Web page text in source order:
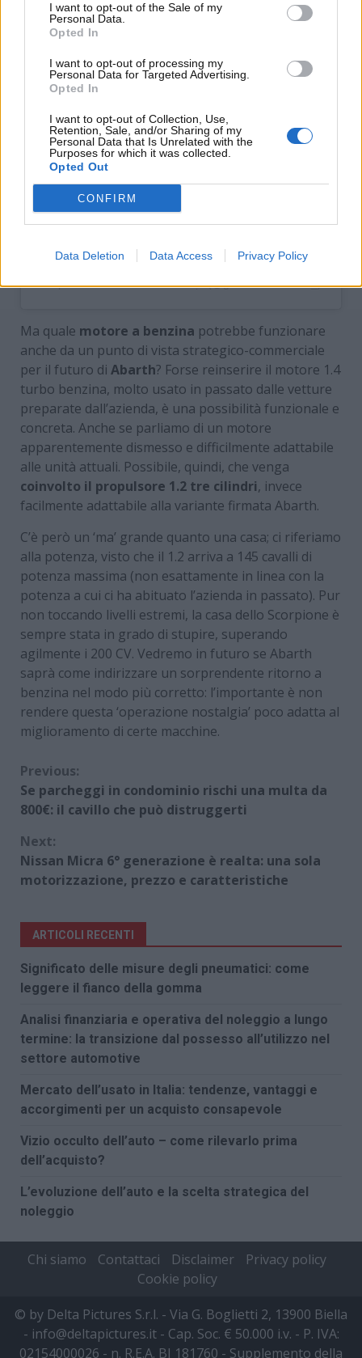
I want to opt-out of the Sale of my
Personal Data.
Opted In
I want to opt-out of processing my
Personal Data for Targeted Advertising.
Opted In
I want to opt-out of Collection, Use,
Retention, Sale, and/or Sharing of my
Personal Data that Is Unrelated with the
Purposes for which it was collected.
Opted Out
CONFIRM
Data Deletion Data Access Privacy Policy
Visualizza questo post su Instagram
Un post condiviso da oɔɹɐɯuɐᴉƃ (@gianmarcodeluca_)
Ma quale motore a benzina potrebbe funzionare
anche da un punto di vista strategico-commerciale
per il futuro di Abarth? Forse reinserire il motore 1.4
turbo benzina, molto usato in passato dalle vetture
preparate dall’azienda, è una possibilità funzionale e
concreta. Anche se parliamo di un motore
apparentemente dismesso e difficilmente adattabile
alle unità attuali. Possibile, quindi, che venga
coinvolto il propulsore 1.2 tre cilindri, invece
facilmente adattabile alla variante firmata Abarth.
C’è però un ‘ma’ grande quanto una casa; ci riferiamo
alla potenza, visto che il 1.2 arriva a 145 cavalli di
potenza massima (non esattamente in linea con la
potenza a cui ci ha abituato l’azienda in passato). Pur
non toccando livelli estremi, la casa dello Scorpione è
sempre stata in grado di stupire, superando
agilmente i 200 CV. Vedremo in futuro se Abarth
saprà come indirizzare un sorprendente ritorno a
benzina nel modo più corretto: l’importante è non
rendere questa ‘operazione nostalgia’ poco adatta al
miglioramento di certe macchine.
Continue
Reading
Previous:
Se parcheggi in condominio rischi una multa da
800€: il cavillo che può distruggerti
Next:
Nissan Micra 6° generazione è realta: una sola
motorizzazione, prezzo e caratteristiche
ARTICOLI RECENTI
Significato delle misure degli pneumatici: come
leggere il fianco della gomma
Analisi finanziaria e operativa del noleggio a lungo
termine: la transizione dal possesso all’utilizzo nel
settore automotive
Mercato dell’usato in Italia: tendenze, vantaggi e
accorgimenti per un acquisto consapevole
Vizio occulto dell’auto – come rilevarlo prima
dell’acquisto?
L’evoluzione dell’auto e la scelta strategica del
noleggio
Chi siamo Contattaci Disclaimer
Privacy policy
Cookie policy
© by Delta Pictures S.r.l. - Via G. Boglietti 2, 13900 Biella
- info@deltapictures.it - Cap. Soc. € 50.000 i.v. - P. IVA:
02154000026 - n. R.E.A. BI 181760 - Supplemento della